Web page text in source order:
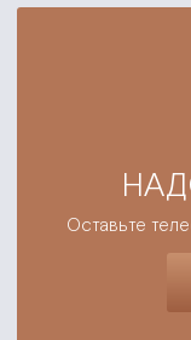
Оставьте